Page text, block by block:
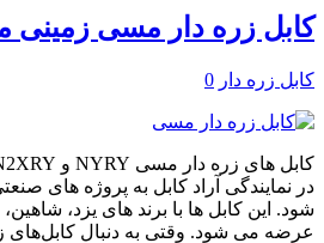
کابل زره دار مسی
کابل زره دار 0
در نمایندگی آراد کابل به پروژه های
شود. این کابل ها با برند های یزد، شاهین،
عرضه می شود. وقتی به دنبال کابل‌های